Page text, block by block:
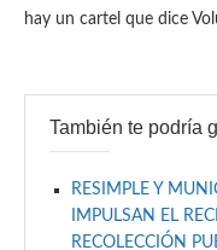
hay un cartel que dice
También te podría
RESIMPLE Y
IMPULSAN EL
RECOLECCIÓN